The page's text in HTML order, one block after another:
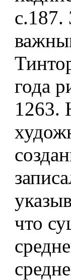
с.187.
года
1263.
что